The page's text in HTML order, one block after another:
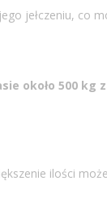
jełczeniu, co
około 500 kg
ilości